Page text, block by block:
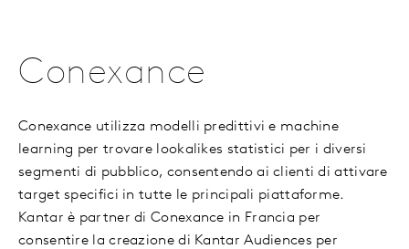
Conexance
Conexance utilizza modelli predittivi e machine
learning per trovare lookalikes statistici per i diversi
segmenti di pubblico, consentendo ai clienti di attivare
target specifici in tutte le principali piattaforme.
Kantar è partner di Conexance in Francia per
consentire la creazione di Kantar Audiences per